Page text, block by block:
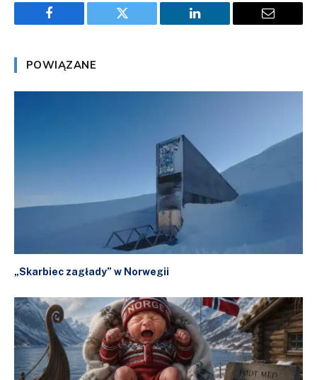
Facebook Twitter LinkedIn Email
POWIĄZANE
„Skarbiec zagłady” w Norwegii